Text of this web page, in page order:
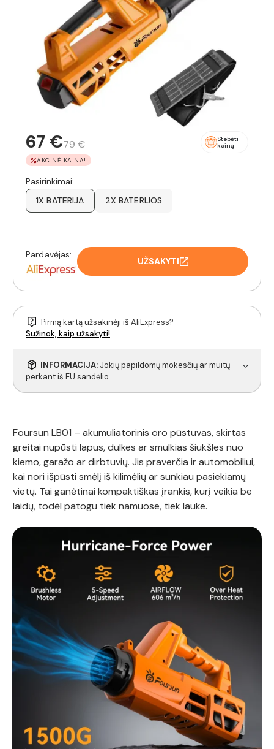
67 €79 €
Stebėti
kainą
AKCINĖ KAINA!
Pasirinkimai:
1X BATERIJA
2X BATERIJOS
Pardavėjas:
UŽSAKYTI
Pirmą kartą užsakinėji iš AliExpress?
Sužinok, kaip užsakyti!
INFORMACIJA: Jokių papildomų mokesčių ar muitų
perkant iš EU sandėlio
Foursun LB01 – akumuliatorinis oro pūstuvas, skirtas
greitai nupūsti lapus, dulkes ar smulkias šiukšles nuo
kiemo, garažo ar dirbtuvių. Jis praverčia ir automobiliui,
kai nori išpūsti smėlį iš kilimėlių ar sunkiau pasiekiamų
vietų. Tai ganėtinai kompaktiškas įrankis, kurį veikia be
laidų, todėl patogu tiek namuose, tiek lauke.